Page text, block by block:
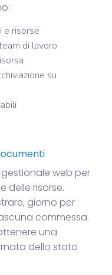
e risorse
di lavoro
su
web per
delle risorse.
giorno per
commessa.
una
dello stato